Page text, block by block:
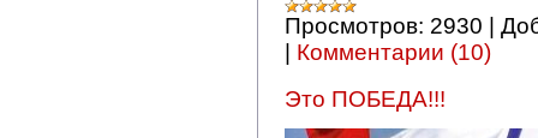
Просмотров: 2930 |
| Комментарии (10)
Это ПОБЕДА!!!